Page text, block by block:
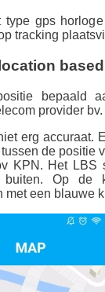
type gps
tracking
bepaald
provider bv.
erg accuraat.
de positie
KPN. Het LBS
buiten. Op de
met een blauwe